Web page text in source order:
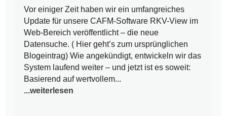
Vor einiger Zeit haben wir ein umfangreiches
Update für unsere CAFM-Software RKV-View im
Web-Bereich veröffentlicht – die neue
Datensuche. ( Hier geht’s zum ursprünglichen
Blogeintrag) Wie angekündigt, entwickeln wir das
System laufend weiter – und jetzt ist es soweit:
Basierend auf wertvollem...
...weiterlesen